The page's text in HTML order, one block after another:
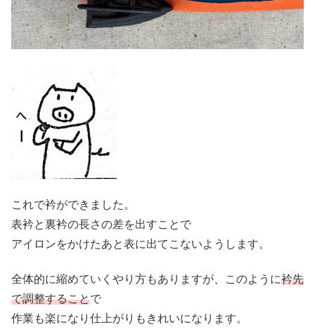
これで衿ができました。
表衿と裏衿の長さの差を出すことで
アイロンをかけたあと表に出てこないようします。
全体的に縮めていくやり方もありますが、このように衿先
で調整することで
作業も楽になり仕上がりもきれいになります。